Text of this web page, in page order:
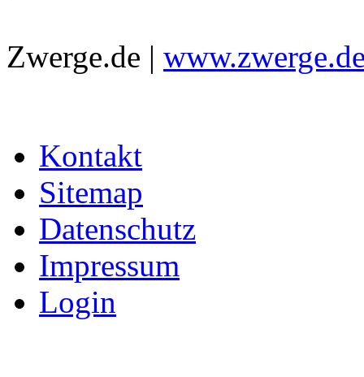
Zwerge.de |
Kontakt
Sitemap
Datenschutz
Impressum
Login